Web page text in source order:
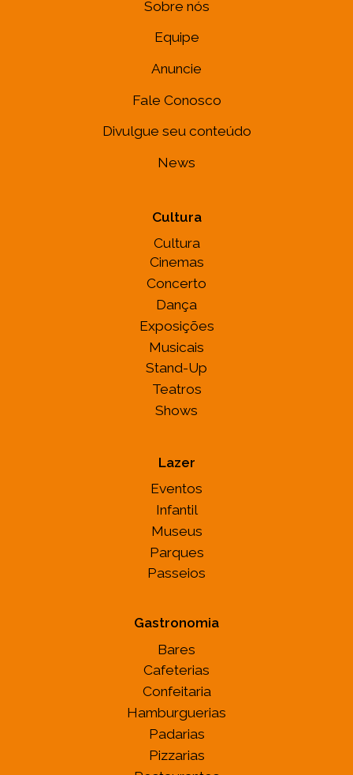
Sobre nós
Equipe
Anuncie
Fale Conosco
Divulgue seu conteúdo
News
Cultura
Cultura
Cinemas
Concerto
Dança
Exposições
Musicais
Stand-Up
Teatros
Shows
Lazer
Eventos
Infantil
Museus
Parques
Passeios
Gastronomia
Bares
Cafeterias
Confeitaria
Hamburguerias
Padarias
Pizzarias